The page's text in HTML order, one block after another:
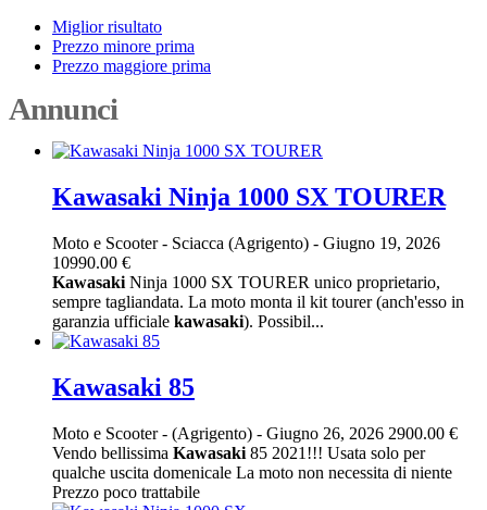
Miglior risultato
Prezzo minore prima
Prezzo maggiore prima
Annunci
Kawasaki Ninja 1000 SX TOURER
Moto e Scooter- Sciacca (Agrigento) - Giugno 19, 2026
10990.00 €
Kawasaki Ninja 1000 SX TOURER unico proprietario,
sempre tagliandata. La moto monta il kit tourer (anch'esso in
garanzia ufficiale kawasaki). Possibil...
Kawasaki 85
Moto e Scooter- (Agrigento) - Giugno 26, 2026 2900.00 €
Vendo bellissima Kawasaki 85 2021!!! Usata solo per
qualche uscita domenicale La moto non necessita di niente
Prezzo poco trattabile